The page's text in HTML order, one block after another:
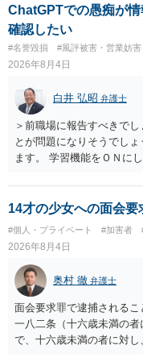
ても失敗する可能性が高い
合、相手に全ての弁護士
訴訟外の交渉で相手方が認
訴訟で判決となった場合は
められない場合があり何と
ChatGPTでの愚痴が
確認したい
#名誉毀損 #風評被害・営業妨害
2026年8月4日
白井 弘昭 弁護士
＞前職場に報告すべきで
とが問題になりそうでし
ます。 学習機能をＯＮに
する可能性がありますが
般論として抽象化されて
せんので、その情報自体
誉棄損として、個人や会社
当たるとも思われません
に入力したかも第三者に
をせずに書き込んだことで
も）、相談者さんが刑事
私見ながらご参考まで。
14才の少女への面会要
#個人・プライベート #加害者
2026年8月4日
奥村 徹 弁護士
面会要求罪で逮捕される
一八二条（十六歳未満の
で、十六歳未満の者に対